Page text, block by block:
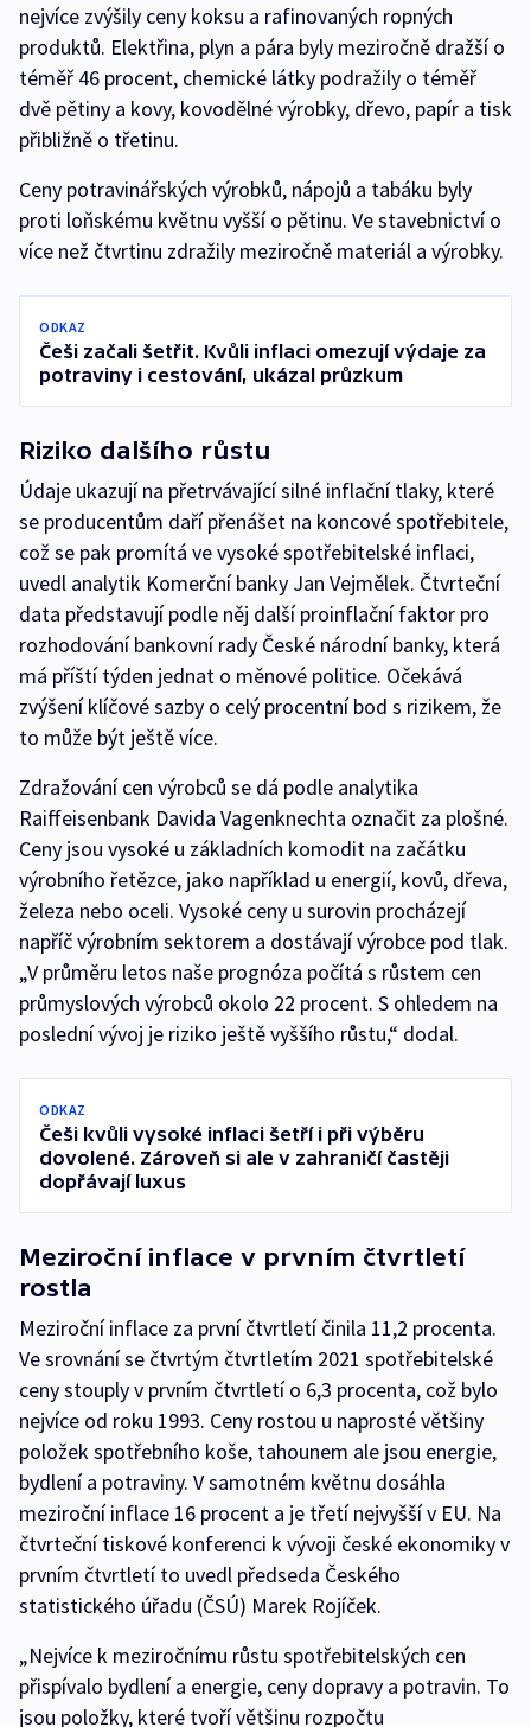
nejvíce zvýšily ceny koksu a rafinovaných ropných
produktů. Elektřina, plyn a pára byly meziročně dražší o
téměř 46 procent, chemické látky podražily o téměř
dvě pětiny a kovy, kovodělné výrobky, dřevo, papír a tisk
přibližně o třetinu.
Ceny potravinářských výrobků, nápojů a tabáku byly
proti loňskému květnu vyšší o pětinu. Ve stavebnictví o
více než čtvrtinu zdražily meziročně materiál a výrobky.
ODKAZ
Češi začali šetřit. Kvůli inflaci omezují výdaje za
potraviny i cestování, ukázal průzkum
Riziko dalšího růstu
Údaje ukazují na přetrvávající silné inflační tlaky, které
se producentům daří přenášet na koncové spotřebitele,
což se pak promítá ve vysoké spotřebitelské inflaci,
uvedl analytik Komerční banky Jan Vejmělek. Čtvrteční
data představují podle něj další proinflační faktor pro
rozhodování bankovní rady České národní banky, která
má příští týden jednat o měnové politice. Očekává
zvýšení klíčové sazby o celý procentní bod s rizikem, že
to může být ještě více.
Zdražování cen výrobců se dá podle analytika
Raiffeisenbank Davida Vagenknechta označit za plošné.
Ceny jsou vysoké u základních komodit na začátku
výrobního řetězce, jako například u energií, kovů, dřeva,
železa nebo oceli. Vysoké ceny u surovin procházejí
napříč výrobním sektorem a dostávají výrobce pod tlak.
„V průměru letos naše prognóza počítá s růstem cen
průmyslových výrobců okolo 22 procent. S ohledem na
poslední vývoj je riziko ještě vyššího růstu,“ dodal.
ODKAZ
Češi kvůli vysoké inflaci šetří i při výběru
dovolené. Zároveň si ale v zahraničí častěji
dopřávají luxus
Meziroční inflace v prvním čtvrtletí
rostla
Meziroční inflace za první čtvrtletí činila 11,2 procenta.
Ve srovnání se čtvrtým čtvrtletím 2021 spotřebitelské
ceny stouply v prvním čtvrtletí o 6,3 procenta, což bylo
nejvíce od roku 1993. Ceny rostou u naprosté většiny
položek spotřebního koše, tahounem ale jsou energie,
bydlení a potraviny. V samotném květnu dosáhla
meziroční inflace 16 procent a je třetí nejvyšší v EU. Na
čtvrteční tiskové konferenci k vývoji české ekonomiky v
prvním čtvrtletí to uvedl předseda Českého
statistického úřadu (ČSÚ) Marek Rojíček.
„Nejvíce k meziročnímu růstu spotřebitelských cen
přispívalo bydlení a energie, ceny dopravy a potravin. To
jsou položky, které tvoří většinu rozpočtu